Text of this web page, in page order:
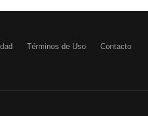
Términos de Uso Contacto